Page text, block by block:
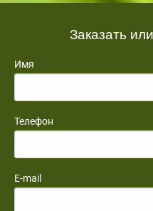
Заказать
Имя
Телефон
E-mail